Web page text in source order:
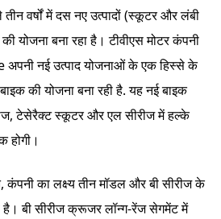
तीन वर्षों में दस नए उत्पादों (स्कूटर और लंबी
योजना बना रहा है। टीवीएस मोटर कंपनी
नई उत्पाद योजनाओं के एक हिस्से के
की योजना बना रही है. यह नई बाइक
टेसेरैक्ट स्कूटर और एल सीरीज में हल्के
होगी।
कंपनी का लक्ष्य तीन मॉडल और बी सीरीज के
है। बी सीरीज क्रूजर लॉन्ग-रेंज सेगमेंट में